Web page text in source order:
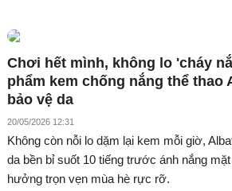
Chơi hết mình, không lo 'cháy
phẩm kem chống nắng thể thao
bảo vệ da
20/05/2026 12:31
Không còn nỗi lo dặm lại kem mỗi giờ,
da bền bỉ suốt 10 tiếng trước ánh nắng
hưởng trọn vẹn mùa hè rực rỡ.